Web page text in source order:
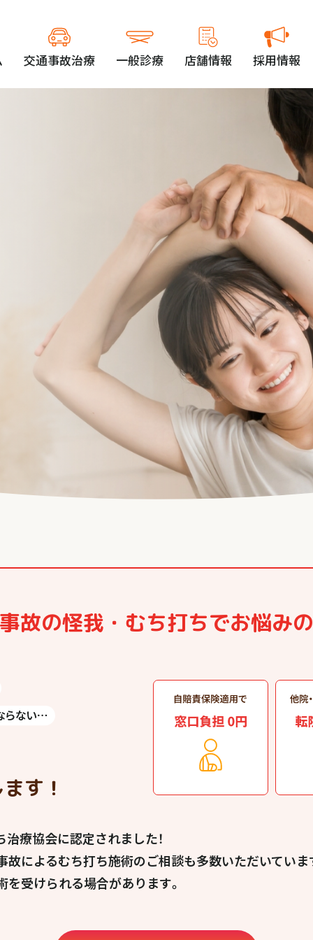
交通事故治療 一般診療 店舗情報 採用情報
故の怪我・むち打ちでお悩み
す！
療協会に認定されました！
故によるむち打ち施術のご相談も多数いただいていま
受けられる場合があります。